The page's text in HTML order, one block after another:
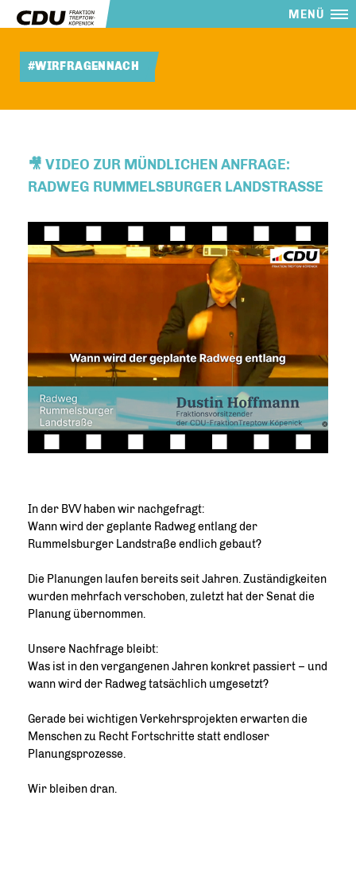
MENÜ
#WIRFRAGENNACH
🎥 VIDEO ZUR MÜNDLICHEN ANFRAGE:
RADWEG RUMMELSBURGER LANDSTRASSE
In der BVV haben wir nachgefragt:
Wann wird der geplante Radweg entlang der
Rummelsburger Landstraße endlich gebaut?
Die Planungen laufen bereits seit Jahren. Zuständigkeiten
wurden mehrfach verschoben, zuletzt hat der Senat die
Planung übernommen.
Unsere Nachfrage bleibt:
Was ist in den vergangenen Jahren konkret passiert – und
wann wird der Radweg tatsächlich umgesetzt?
Gerade bei wichtigen Verkehrsprojekten erwarten die
Menschen zu Recht Fortschritte statt endloser
Planungsprozesse.
Wir bleiben dran.